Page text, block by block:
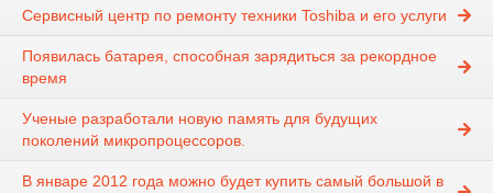
Сервисный центр по ремонту техники Toshiba и его услуги
Появилась батарея, способная зарядиться за рекордное
время
Ученые разработали новую память для будущих
поколений микропроцессоров.
В январе 2012 года можно будет купить самый большой в